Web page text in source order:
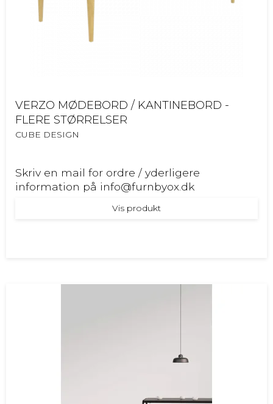
VERZO MØDEBORD / KANTINEBORD -
FLERE STØRRELSER
CUBE DESIGN
Skriv en mail for ordre / yderligere
information på info@furnbyox.dk
Vis produkt